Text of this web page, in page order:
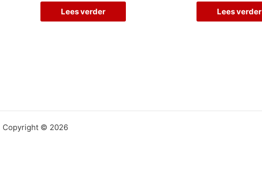
Lees verder Lees verder
Copyright © 2026